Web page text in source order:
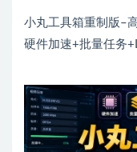
小丸工具箱重制版–
硬件加速+批量任务